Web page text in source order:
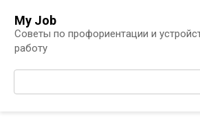
контенту
My Job
Советы по профориентации и
работу